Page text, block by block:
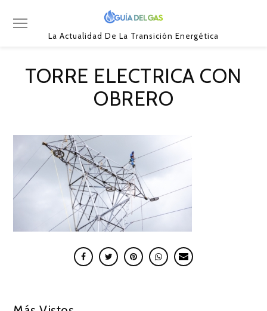
La Actualidad De La Transición Energética
TORRE ELECTRICA CON
OBRERO